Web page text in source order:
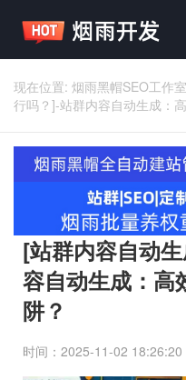
现在位置: 烟雨黑帽SEO工作室
行吗？]-站群内容自动生成：
[站群内容自动
容自动生成：高
阱？
时间：2025-11-02 18:26:20